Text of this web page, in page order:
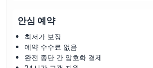
안심 예약
최저가 보장
예약 수수료 없음
완전 종단 간 암호화 결제